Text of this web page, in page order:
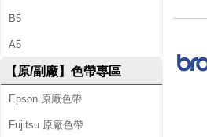
B5
A5
【原/副廠】色帶專區
Epson 原廠色帶
Fujitsu 原廠色帶